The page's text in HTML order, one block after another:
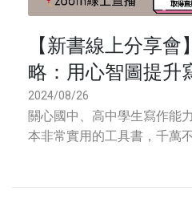
【新書線上分享
略：用心智圖提升
2024/08/26
關心國中、高中學生寫作能
本非常實用的工具書，千萬